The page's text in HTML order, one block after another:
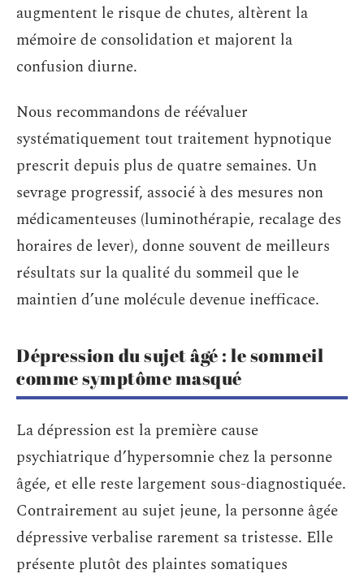
augmentent le risque de chutes, altèrent la
mémoire de consolidation et majorent la
confusion diurne.
Nous recommandons de réévaluer
systématiquement tout traitement hypnotique
prescrit depuis plus de quatre semaines. Un
sevrage progressif, associé à des mesures non
médicamenteuses (luminothérapie, recalage des
horaires de lever), donne souvent de meilleurs
résultats sur la qualité du sommeil que le
maintien d’une molécule devenue inefficace.
Dépression du sujet âgé : le sommeil
comme symptôme masqué
La dépression est la première cause
psychiatrique d’hypersomnie chez la personne
âgée, et elle reste largement sous-diagnostiquée.
Contrairement au sujet jeune, la personne âgée
dépressive verbalise rarement sa tristesse. Elle
présente plutôt des plaintes somatiques